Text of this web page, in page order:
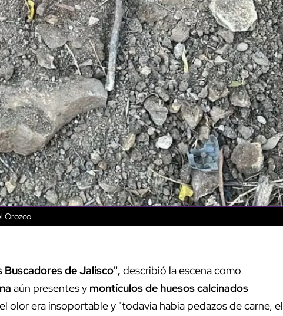
Orozco
de Jalisco", describió la escena como
aún presentes y montículos de huesos calcinados
olor era insoportable y "todavía había pedazos de carne, el